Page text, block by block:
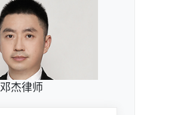
邓杰律师